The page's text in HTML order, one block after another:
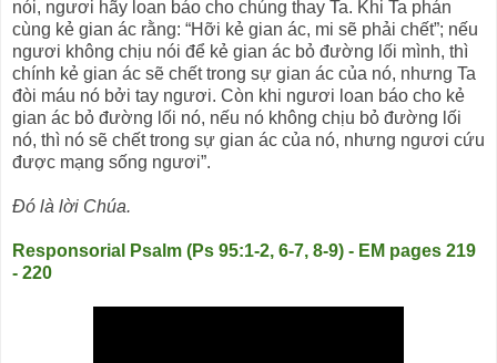
nói, ngươi hãy loan báo cho chúng thay Ta. Khi Ta phán
cùng kẻ gian ác rằng: “Hỡi kẻ gian ác, mi sẽ phải chết”; nếu
ngươi không chịu nói để kẻ gian ác bỏ đường lối mình, thì
chính kẻ gian ác sẽ chết trong sự gian ác của nó, nhưng Ta
đòi máu nó bởi tay ngươi. Còn khi ngươi loan báo cho kẻ
gian ác bỏ đường lối nó, nếu nó không chịu bỏ đường lối
nó, thì nó sẽ chết trong sự gian ác của nó, nhưng ngươi cứu
được mạng sống ngươi”.
Ðó là lời Chúa.
Responsorial Psalm (Ps 95:1-2, 6-7, 8-9) - EM pages 219
- 220